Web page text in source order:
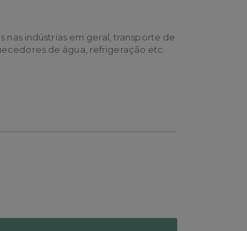
nas indústrias em geral, transporte de
de água, refrigeração etc.